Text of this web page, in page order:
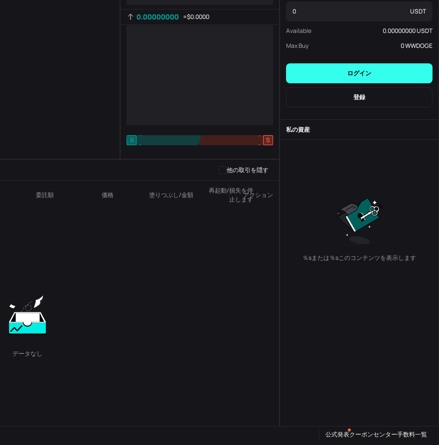
0.00000000 ≈$0.0000
B
-
-
S
-
-
他の取引を隠す
委託額 価格 塗りつぶし/金額
再起動/損失を停
止します
アクション
データなし
USDT
Available 0.00000000USDT
Max Buy
0WWDOGE
ログイン
登録
私の資産
％sまたは％sこのコンテンツを表示します
公式発表クーポンセンター手数料一覧